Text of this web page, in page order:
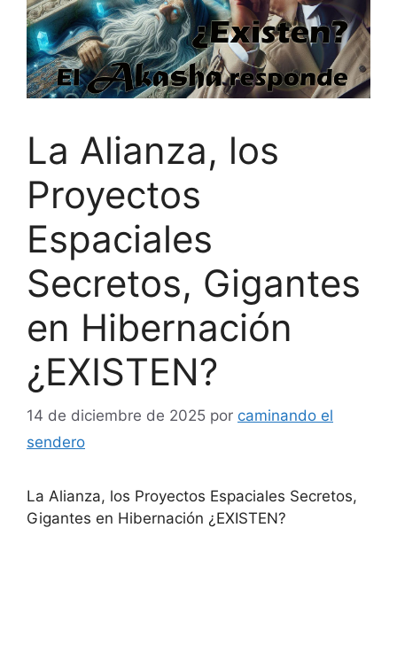
La Alianza, los
Proyectos
Espaciales
Secretos, Gigantes
en Hibernación
¿EXISTEN?
14 de diciembre de 2025 por caminando el
sendero
La Alianza, los Proyectos Espaciales Secretos,
Gigantes en Hibernación ¿EXISTEN?